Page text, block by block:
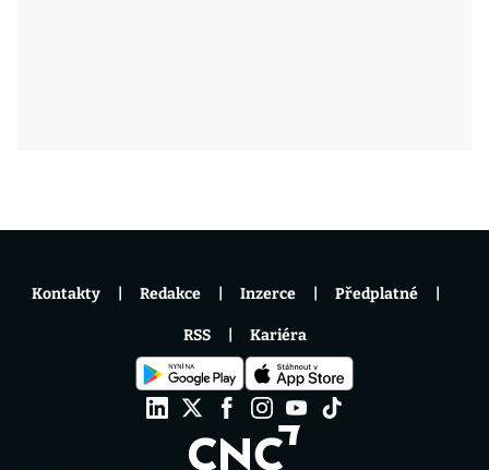
Kontakty Redakce Inzerce Předplatné
RSS Kariéra